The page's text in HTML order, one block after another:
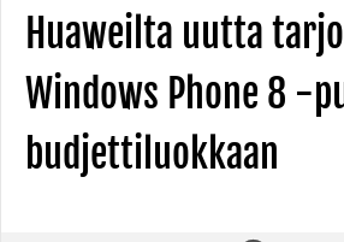
Huaweilta uutta
Windows Phone 8 -
budjettiluokkaan